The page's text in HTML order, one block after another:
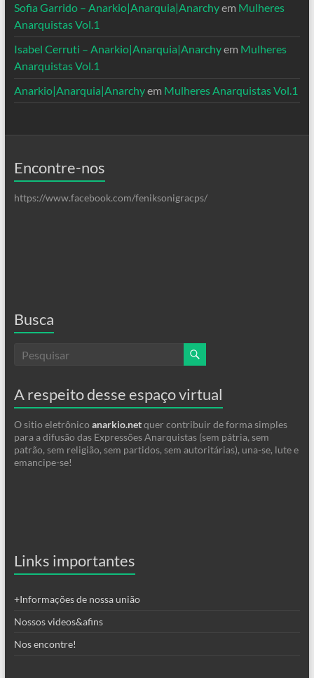
Sofia Garrido – Anarkio|Anarquia|Anarchyem Mulheres
Anarquistas Vol.1
Isabel Cerruti – Anarkio|Anarquia|Anarchyem Mulheres
Anarquistas Vol.1
Anarkio|Anarquia|Anarchyem Mulheres Anarquistas Vol.1
Encontre-nos
https://www.facebook.com/feniksonigracps/
Busca
A respeito desse espaço virtual
O sitio eletrônico anarkio.netquer contribuir de forma simples
para a difusão das Expressões Anarquistas (sem pátria, sem
patrão, sem religião, sem partidos, sem autoritárias), una-se, lute e
emancipe-se!
Links importantes
+Informações de nossa união
Nossos videos&afins
Nos encontre!